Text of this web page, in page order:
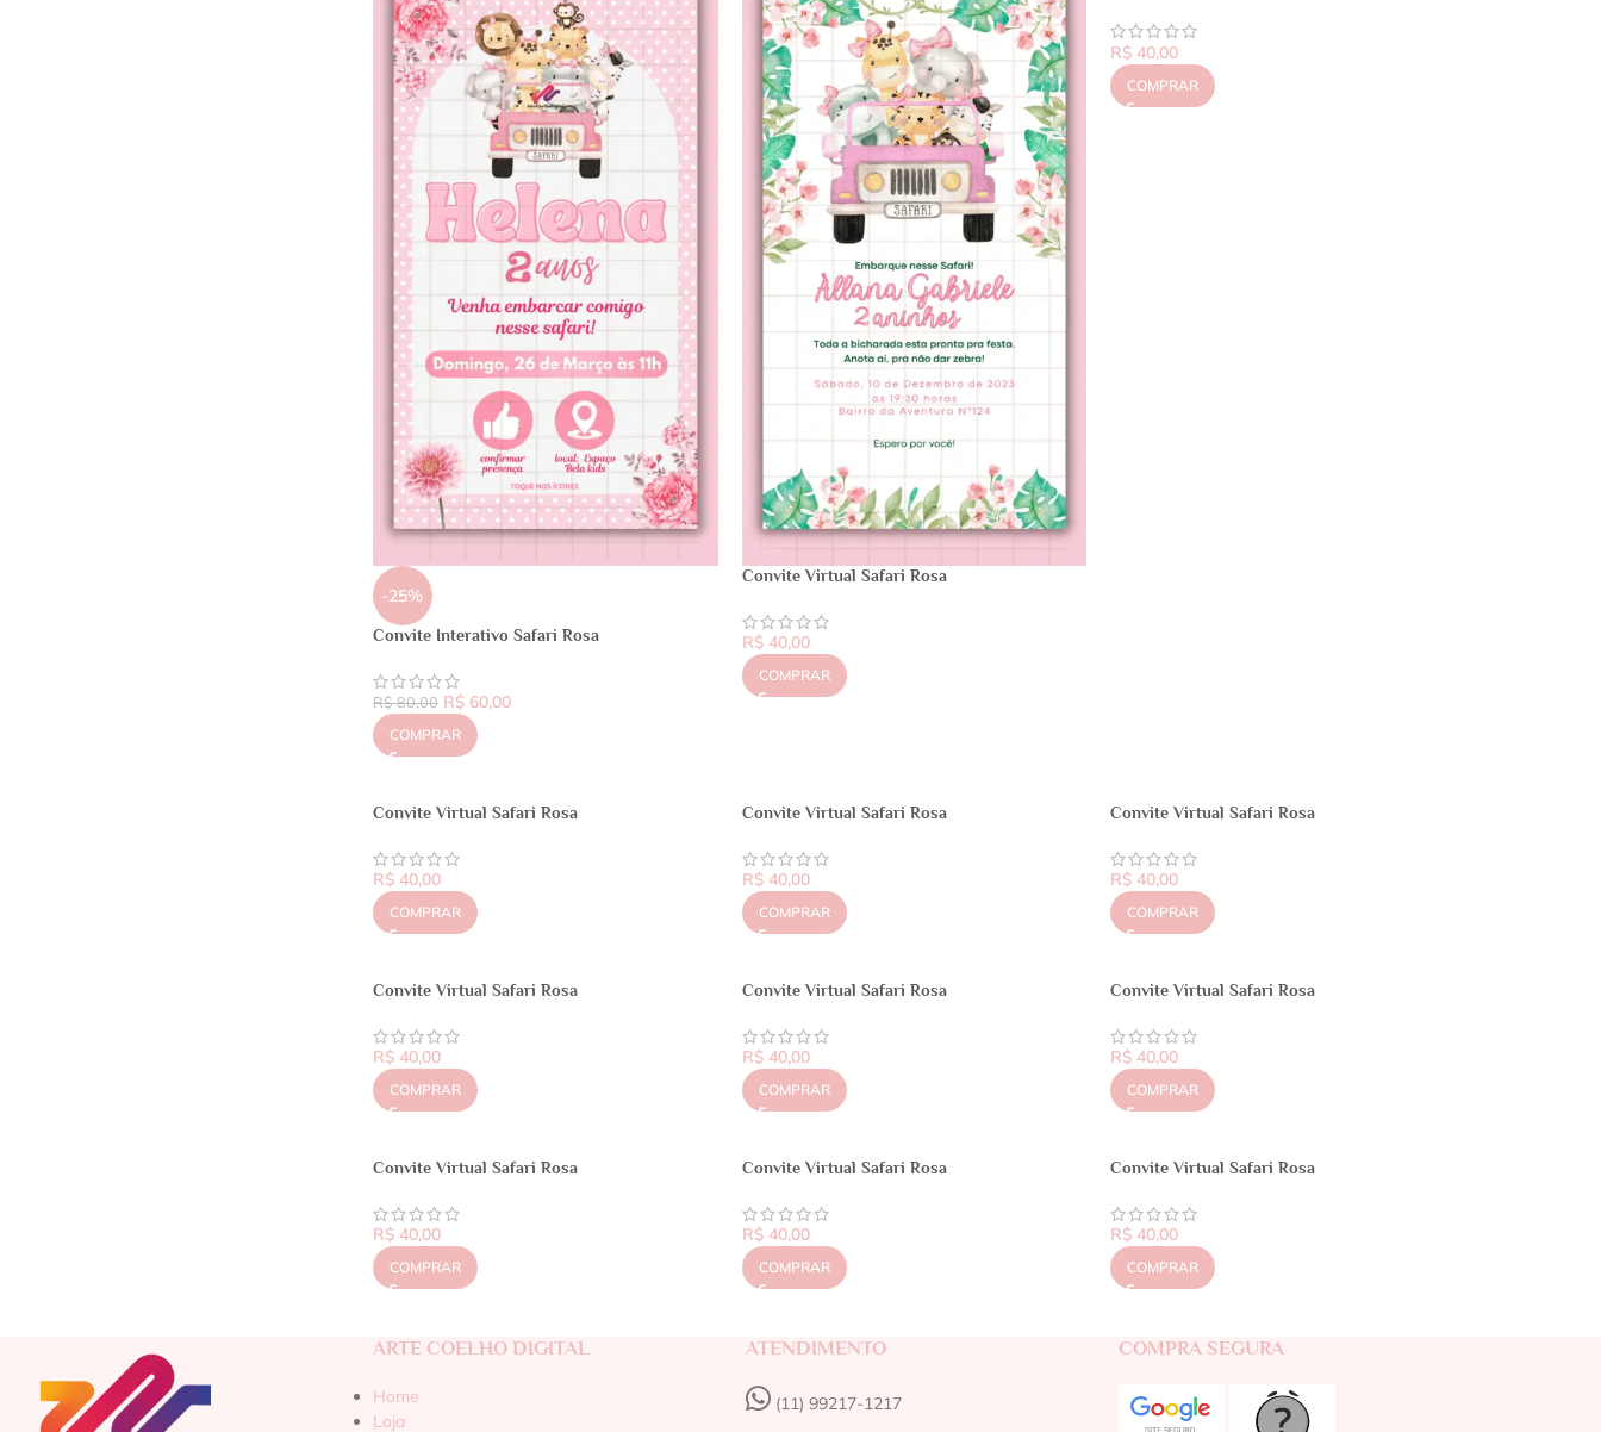
-25%
Convite Interativo Safari Rosa
R$80,00 R$60,00
COMPRAR
Convite Virtual Safari Rosa
R$40,00
COMPRAR
R$ 40,00
COMPRAR
Convite Virtual Safari Rosa
R$40,00
COMPRAR
Convite Virtual Safari Rosa
R$40,00
COMPRAR
Convite Virtual Safari Rosa
R$ 40,00
COMPRAR
Convite Virtual Safari Rosa
R$40,00
COMPRAR
Convite Virtual Safari Rosa
R$40,00
COMPRAR
Convite Virtual Safari Rosa
R$ 40,00
COMPRAR
Convite Virtual Safari Rosa
R$40,00
COMPRAR
Convite Virtual Safari Rosa
R$40,00
COMPRAR
Convite Virtual Safari Rosa
R$ 40,00
COMPRAR
ARTE COELHO DIGITAL
Home
Loja
ATENDIMENTO
(11) 99217-1217‬
COMPRA SEGURA